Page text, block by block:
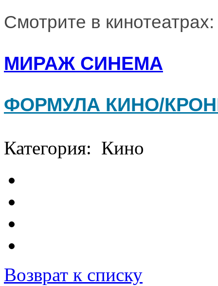
Смотрите в кинотеатрах:
МИРАЖ СИНЕМА
ФОРМУЛА КИНО/
Категория: Кино
Возврат к списку